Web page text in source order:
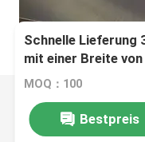
Schnelle Lieferung
mit einer Breite
den industriellen
MOQ：100
Bestpreis